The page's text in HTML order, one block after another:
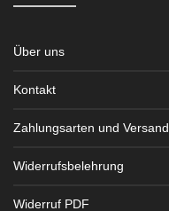
Über uns
Kontakt
Zahlungsarten und Versand
Widerrufsbelehrung
Widerruf PDF